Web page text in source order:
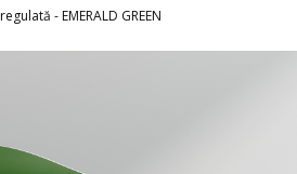
- EMERALD GREEN